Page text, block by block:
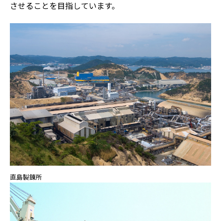
させることを目指しています。
直島製錬所